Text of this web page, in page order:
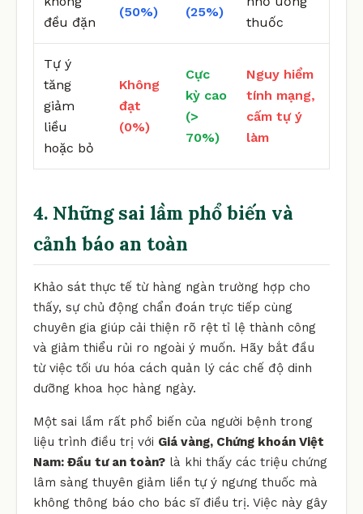
đều đặn
(50%)
(25%)
thuốc
Tự ý
tăng
giảm
liều
hoặc bỏ
Không
đạt
(0%)
Cực
kỳ cao
(>
70%)
Nguy hiểm
tính mạng,
cấm tự ý
làm
4. Những sai lầm phổ biến và
cảnh báo an toàn
Khảo sát thực tế từ hàng ngàn trường hợp cho
thấy, sự chủ động chẩn đoán trực tiếp cùng
chuyên gia giúp cải thiện rõ rệt tỉ lệ thành công
và giảm thiểu rủi ro ngoài ý muốn. Hãy bắt đầu
từ việc tối ưu hóa cách quản lý các chế độ dinh
dưỡng khoa học hàng ngày.
Một sai lầm rất phổ biến của người bệnh trong
liệu trình điều trị với Giá vàng, Chứng khoán Việt
Nam: Đầu tư an toàn? là khi thấy các triệu chứng
lâm sàng thuyên giảm liền tự ý ngưng thuốc mà
không thông báo cho bác sĩ điều trị. Việc này gây